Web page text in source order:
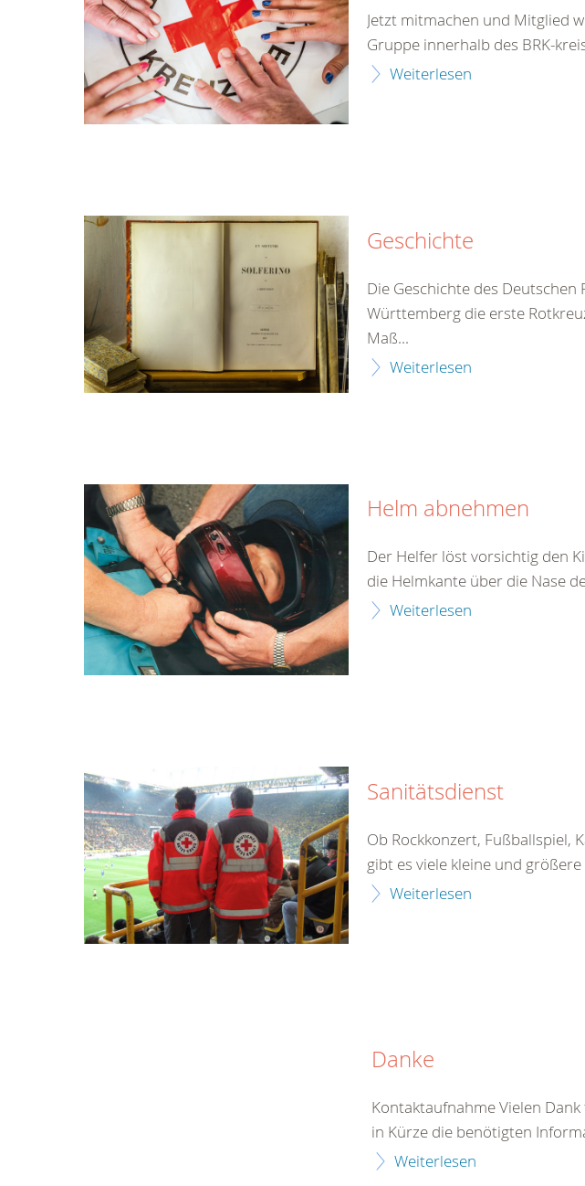
Jetzt mitmachen und Mitglied
Gruppe innerhalb des BRK-
Weiterlesen
Geschichte
Die Geschichte des
Württemberg die erste
Maß...
Weiterlesen
Helm abnehmen
Der Helfer löst vorsichtig den
die Helmkante über die Nase
Weiterlesen
Sanitätsdienst
Ob Rockkonzert, Fußballspiel,
gibt es viele kleine und
Weiterlesen
Danke
Kontaktaufnahme Vielen
in Kürze die benötigten
Weiterlesen